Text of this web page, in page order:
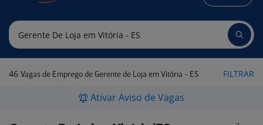
46 Vagas de Emprego de Gerente de Loja em Vitória - ES FILTRAR
Ativar Aviso de Vagas